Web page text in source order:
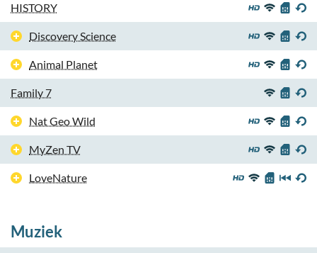
HISTORY
Discovery Science
Animal Planet
Family 7
Nat Geo Wild
MyZen TV
LoveNature
Muziek